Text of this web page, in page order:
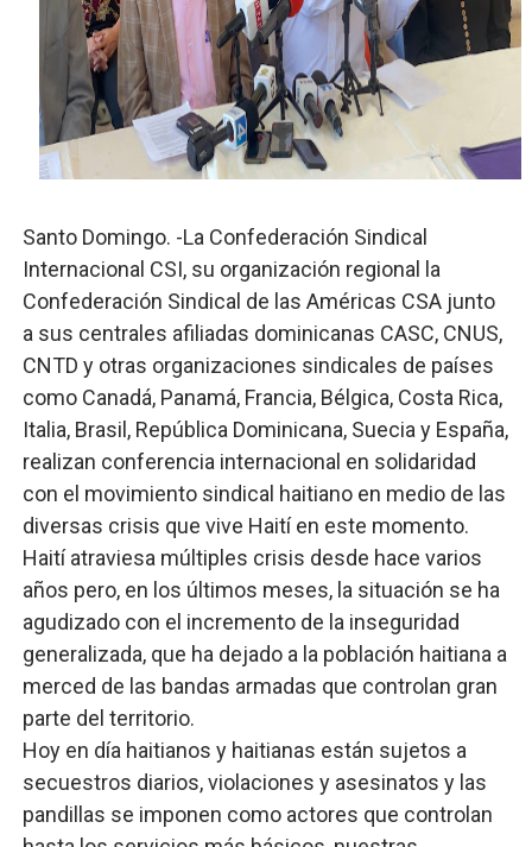
Osiris de León responde a Roberto Tineo y a Yeisy
DGPCF: 55 años sembrando desarrollo y
Operativo interagencial frena delitos ambientales y
Ministerio de Defensa siembra esperanza y protege
Santo Domingo. -La Confederación Sindical
Internacional CSI, su organización regional la
Confederación Sindical de las Américas CSA junto
a sus centrales afiliadas dominicanas CASC, CNUS,
CNTD y otras organizaciones sindicales de países
como Canadá, Panamá, Francia, Bélgica, Costa Rica,
Italia, Brasil, República Dominicana, Suecia y España,
realizan conferencia internacional en solidaridad
con el movimiento sindical haitiano en medio de las
diversas crisis que vive Haití en este momento.
Haití atraviesa múltiples crisis desde hace varios
años pero, en los últimos meses, la situación se ha
agudizado con el incremento de la inseguridad
generalizada, que ha dejado a la población haitiana a
merced de las bandas armadas que controlan gran
parte del territorio.
Hoy en día haitianos y haitianas están sujetos a
secuestros diarios, violaciones y asesinatos y las
pandillas se imponen como actores que controlan